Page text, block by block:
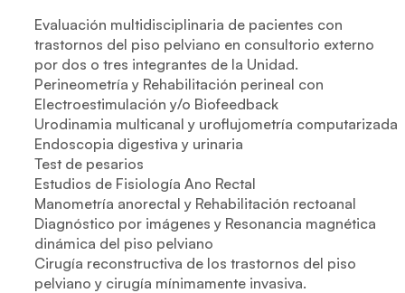
Evaluación multidisciplinaria de pacientes con
trastornos del piso pelviano en consultorio externo
por dos o tres integrantes de la Unidad.
Perineometría y Rehabilitación perineal con
Electroestimulación y/o Biofeedback
Urodinamia multicanal y uroflujometría computarizada
Endoscopia digestiva y urinaria
Test de pesarios
Estudios de Fisiología Ano Rectal
Manometría anorectal y Rehabilitación rectoanal
Diagnóstico por imágenes y Resonancia magnética
dinámica del piso pelviano
Cirugía reconstructiva de los trastornos del piso
pelviano y cirugía mínimamente invasiva.